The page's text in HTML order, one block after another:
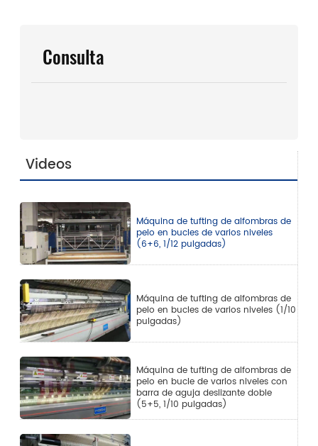
Consulta
Videos
Máquina de tufting de alfombras de
pelo en bucles de varios niveles
(6+6, 1/12 pulgadas)
Máquina de tufting de alfombras de
pelo en bucles de varios niveles (1/10
pulgadas)
Máquina de tufting de alfombras de
pelo en bucle de varios niveles con
barra de aguja deslizante doble
(5+5, 1/10 pulgadas)